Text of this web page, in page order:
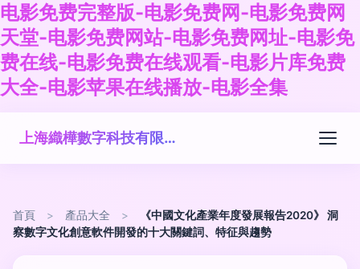
电影免费完整版-电影免费网-电影免费网
天堂-电影免费网站-电影免费网址-电影免
费在线-电影免费在线观看-电影片库免费
大全-电影苹果在线播放-电影全集
上海織樺數字科技有限公司
首頁 > 產品大全 >
《中國文化產業年度發展報告2020》 洞
察數字文化創意軟件開發的十大關鍵詞、特征與趨勢